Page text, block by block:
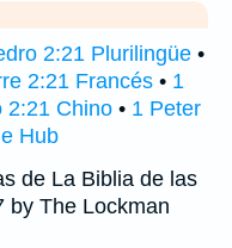
2:21 Plurilingüe •
2:21 Francés • 1
2:21 Chino • 1 Peter
Hub
de La Biblia de las
by The Lockman